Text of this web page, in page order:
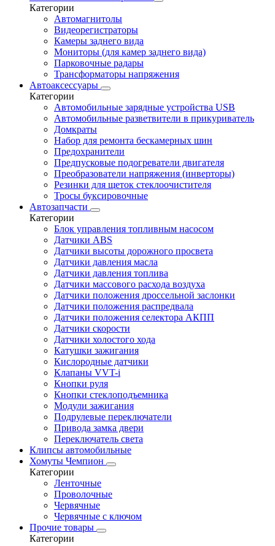
Категории
Автомагнитолы
Видеорегистраторы
Камеры заднего вида
Мониторы (для камер заднего вида)
Парковочные радары
Трансформаторы напряжения
Автоаксессуары
Категории
Автомобильные зарядные устройства USB
Автомобильные разветвители в прикуриватель
Домкраты
Набор для ремонта бескамерных шин
Предохранители
Предпусковые подогреватели двигателя
Преобразователи напряжения (инверторы)
Резинки для щеток стеклоочистителя
Тросы буксировочные
Автозапчасти
Категории
Блок управления топливным насосом
Датчики ABS
Датчики высоты дорожного просвета
Датчики давления масла
Датчики давления топлива
Датчики массового расхода воздуха
Датчики положения дроссельной заслонки
Датчики положения распредвала
Датчики положения селектора АКПП
Датчики скорости
Датчики холостого хода
Катушки зажигания
Кислородные датчики
Клапаны VVT-i
Кнопки руля
Кнопки стеклоподъемника
Модули зажигания
Подрулевые переключатели
Привода замка двери
Переключатель света
Клипсы автомобильные
Хомуты Чемпион
Категории
Ленточные
Проволочные
Червячные
Червячные с ключом
Прочие товары
Категории